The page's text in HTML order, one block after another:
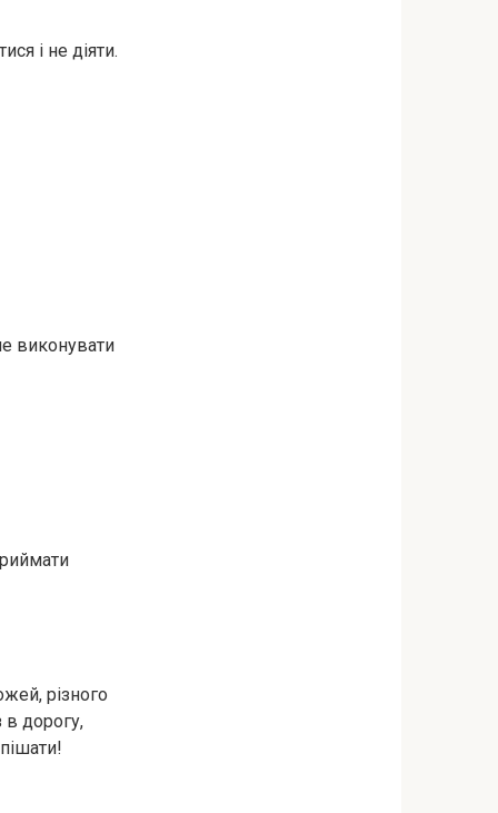
і не діяти.
виконувати
різного
в дорогу,